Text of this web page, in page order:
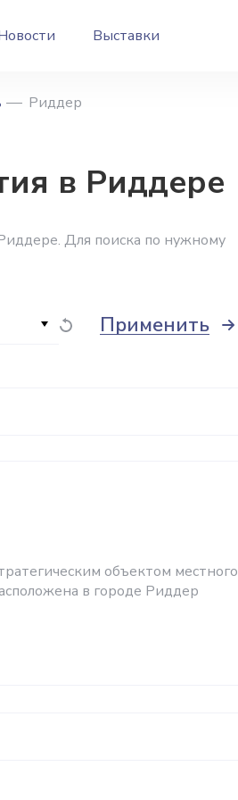
Выставки
Риддер
в Риддере
Для поиска по нужному
Применить
объектом местного
в городе Риддер